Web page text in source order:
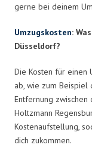
gerne bei deinem
Umzugskosten:
Düsseldorf?
Die Kosten für einen
ab, wie zum
Entfernung
Holtzmann
Kostenaufstellung,
dich zukommen.